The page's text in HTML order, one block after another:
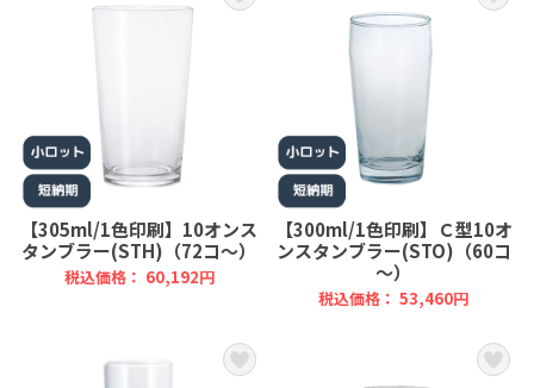
【305ml/1色印刷】10オンス
タンブラー(STH)（72コ～）
税込価格： 60,192円
【300ml/1色印刷】Ｃ型10オ
ンスタンブラー(STO)（60コ
～）
税込価格： 53,460円